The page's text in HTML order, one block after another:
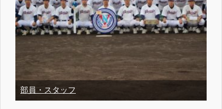
部員・スタッフ